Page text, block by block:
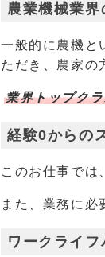
農業機械業界
一般的に農機と
ただき、農家の
業界トップク
経験0からの
このお仕事では
また、業務に必
ワークライフ